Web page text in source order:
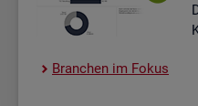
Bran­chen im Fokus